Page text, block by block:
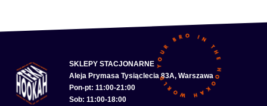
SKLEPY STACJONARNE
Aleja Prymasa Tysiąclecia 83A, Warszawa
Pon-pt: 11:00-21:00
Sob: 11:00-18:00